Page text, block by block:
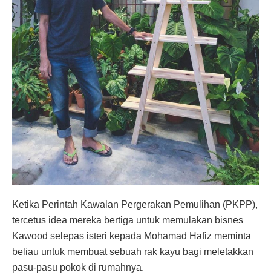
Ketika Perintah Kawalan Pergerakan Pemulihan (PKPP),
tercetus idea mereka bertiga untuk memulakan bisnes
Kawood selepas isteri kepada Mohamad Hafiz meminta
beliau untuk membuat sebuah rak kayu bagi meletakkan
pasu-pasu pokok di rumahnya.